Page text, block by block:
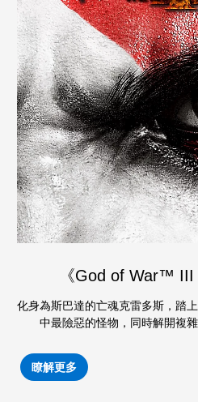
《God of War™ III
化身為斯巴達的亡魂克雷多斯，踏
中最險惡的怪物，同時解開複
瞭解更多